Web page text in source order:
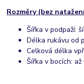
Rozměry (bez
Šířka v podpaží:
Délka rukávu od
Celková délka
Šířka v bocích: až